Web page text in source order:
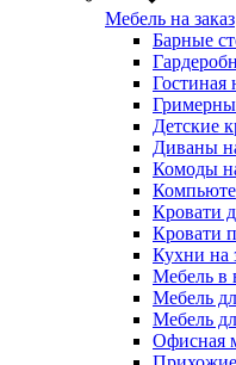
Мебель на заказ
Барные
Гостиная
Детские
Диваны
Комоды
Кровати
Кровати
Кухни на
Мебель в
Мебель
Мебель
Офисная